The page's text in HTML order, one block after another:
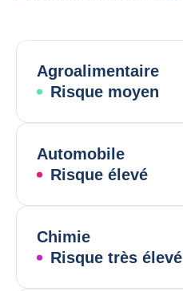
Agroalimentaire
Risque moyen
Automobile
Risque élevé
Chimie
Risque très élevé